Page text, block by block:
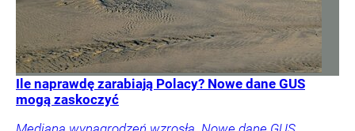
Ile naprawdę zarabiają Polacy? Nowe dane GUS
mogą zaskoczyć